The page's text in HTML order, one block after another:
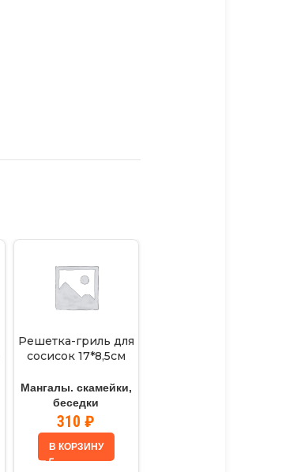
Решетка-гриль для
сосисок 17*8,5см
Мангалы. скамейки,
беседки
310₽
В КОРЗИНУ